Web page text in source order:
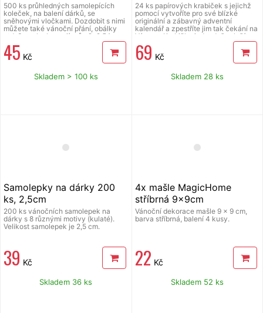
500 ks průhledných samolepících
koleček, na balení dárků, se
sněhovými vločkami. Dozdobit s nimi
můžete také vánoční přání, obálky
atd. Samolepky mají průměr 2,54 cm.
V roli se pravidelně střídá 8 různých
motivů vloček.
45 Kč
Skladem > 100 ks
24 ks papírových krabiček s jejichž
pomocí vytvoříte pro své blízké
originální a zábavný adventní
kalendář a zpestříte jim tak čekání na
Vánoce. Krabičky jednoduše složíte
bez použití lepidla. Po složení mají
velikost 7 x 7 x 7 cm. Naplnit je
můžete sladkostmi a dárečky podle
různých tvarů.
69 Kč
Skladem 28 ks
Samolepky na dárky 200
ks, 2,5cm
200 ks vánočních samolepek na
dárky s 8 různými motivy (kulaté).
Velikost samolepek je 2,5 cm.
39 Kč
Skladem 36 ks
4x mašle MagicHome
stříbrná 9x9cm
Vánoční dekorace mašle 9 x 9 cm,
barva stříbrná, balení 4 kusy.
22 Kč
Skladem 52 ks